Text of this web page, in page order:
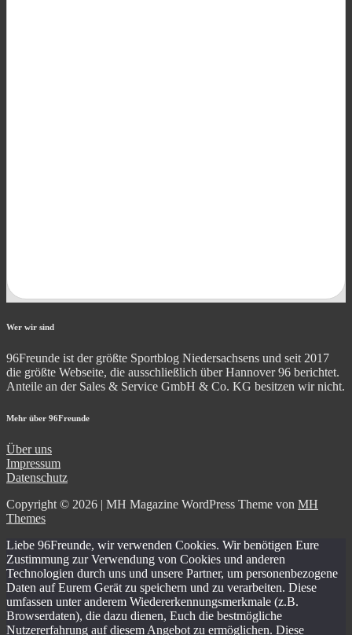
Wer wir sind
96Freunde ist der größte Sportblog Niedersachsens und seit 2017
die größte Webseite, die ausschließlich über Hannover 96 berichtet.
Anteile an der Sales & Service GmbH & Co. KG besitzen wir nicht.
Mehr über 96Freunde
Über uns
Impressum
Datenschutz
Copyright © 2026 | MH Magazine WordPress Theme von MH
Themes
Liebe 96Freunde, wir verwenden Cookies. Wir benötigen Eure
Zustimmung zur Verwendung von Cookies und anderen
Technologien durch uns und unsere Partner, um personenbezogene
Daten auf Eurem Gerät zu speichern und zu verarbeiten. Diese
umfassen unter anderem Wiedererkennungsmerkmale (z.B.
Browserdaten), die dazu dienen, Euch die bestmögliche
Nutzererfahrung auf diesem Angebot zu ermöglichen. Diese